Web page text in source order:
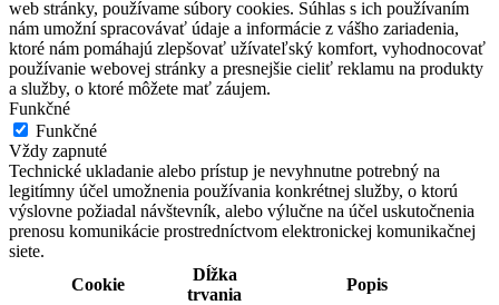
web stránky, používame súbory cookies. Súhlas s ich používaním
nám umožní spracovávať údaje a informácie z vášho zariadenia,
ktoré nám pomáhajú zlepšovať užívateľský komfort, vyhodnocovať
používanie webovej stránky a presnejšie cieliť reklamu na produkty
a služby, o ktoré môžete mať záujem.
Funkčné
Funkčné
Vždy zapnuté
Technické ukladanie alebo prístup je nevyhnutne potrebný na
legitímny účel umožnenia používania konkrétnej služby, o ktorú
výslovne požiadal návštevník, alebo výlučne na účel uskutočnenia
prenosu komunikácie prostredníctvom elektronickej komunikačnej
siete.
Cookie
Dĺžka
trvania
Popis